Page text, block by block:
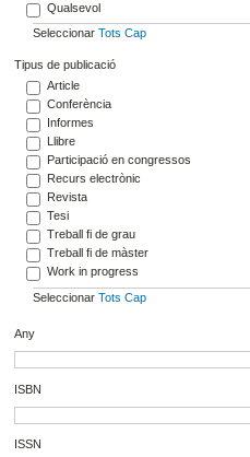
Qualsevol
Seleccionar Tots Cap
Tipus de publicació
Article
Conferència
Informes
Llibre
Participació en congressos
Recurs electrònic
Revista
Tesi
Treball fi de grau
Treball fi de màster
Work in progress
Seleccionar Tots Cap
Any
ISBN
ISSN